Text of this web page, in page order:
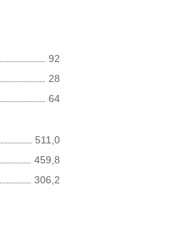
92
28
64
511,0
459,8
306,2